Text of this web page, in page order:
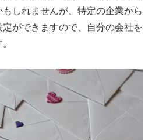
しれませんが、特定の企業から
ができますので、自分の会社を